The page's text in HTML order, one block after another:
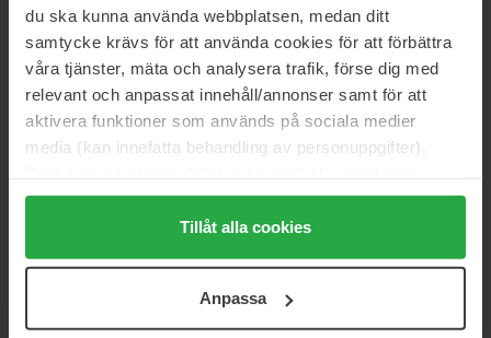
du ska kunna använda webbplatsen, medan ditt
samtycke krävs för att använda cookies för att förbättra
våra tjänster, mäta och analysera trafik, förse dig med
relevant och anpassat innehåll/annonser samt för att
aktivera funktioner som används på sociala medier
media (kan innefatta behandling av personuppgifter).
Genom att trycka på "Tillåt alla cookies" accepterar du
alla cookies, medan du under "Detaljer" kan anpassa
användningen av cookies. Du kan när som helst återkalla
samt vår Integritetspolicy.
Tillåt alla cookies
Anpassa
Chcesz otrzymywać najlepsze beauty newsy prosto do swojej
skrzynki? Będziemy wysyłać Ci najnowsze trendy, porady i
ekskluzywne oferty!